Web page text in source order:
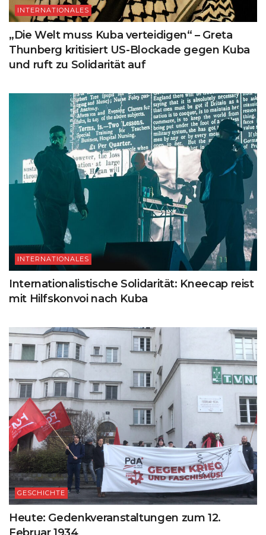
INTERNATIONALES
„Die Welt muss Kuba verteidigen“ – Greta
Thunberg kritisiert US-Blockade gegen Kuba
und ruft zu Solidarität auf
INTERNATIONALES
Internationalistische Solidarität: Kneecap reist
mit Hilfskonvoi nach Kuba
GESCHICHTE
Heute: Gedenkveranstaltungen zum 12.